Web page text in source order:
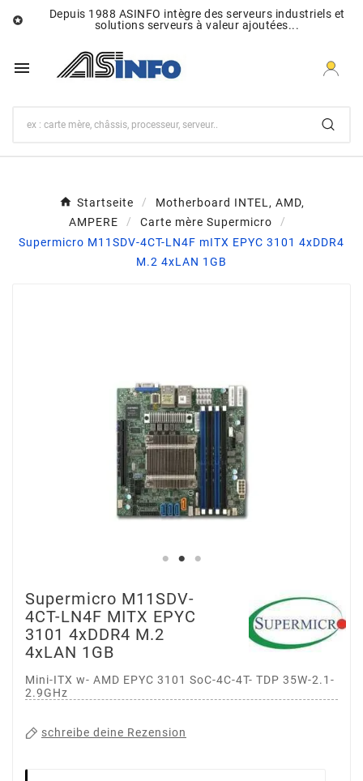

Depuis 1988 ASINFO intègre des serveurs industriels et
solutions serveurs à valeur ajoutées...

Startseite
Motherboard INTEL, AMD,
AMPERE
Carte mère Supermicro
Supermicro M11SDV-4CT-LN4F mITX EPYC 3101 4xDDR4
M.2 4xLAN 1GB
Supermicro M11SDV-
4CT-LN4F MITX EPYC
3101 4xDDR4 M.2
4xLAN 1GB
Mini-ITX w- AMD EPYC 3101 SoC-4C-4T- TDP 35W-2.1-
2.9GHz
schreibe deine Rezension